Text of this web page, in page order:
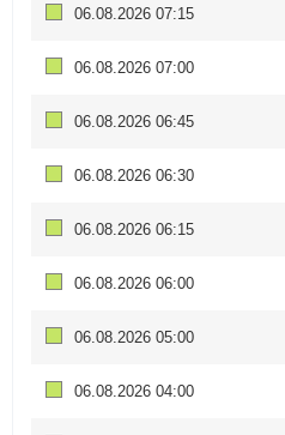
06.08.2026 07:15
06.08.2026 07:00
06.08.2026 06:45
06.08.2026 06:30
06.08.2026 06:15
06.08.2026 06:00
06.08.2026 05:00
06.08.2026 04:00